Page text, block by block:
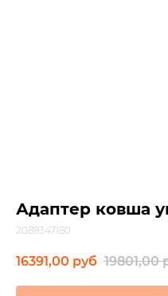
Адаптер ковша
2089347180
16391,00 руб 19801,00